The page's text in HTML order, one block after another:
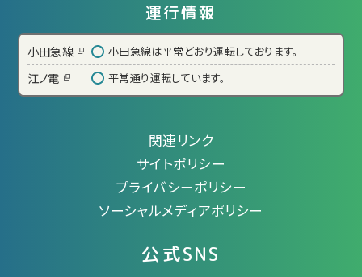
運行情報
小田急線 小田急線は平常どおり運転しております。
江ノ電 平常通り運転しています。
関連リンク
サイトポリシー
プライバシーポリシー
ソーシャルメディアポリシー
公式SNS